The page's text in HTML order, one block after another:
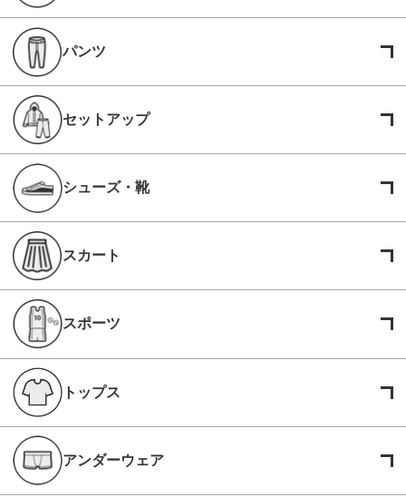
パンツ
セットアップ
シューズ・靴
スカート
スポーツ
トップス
アンダーウェア